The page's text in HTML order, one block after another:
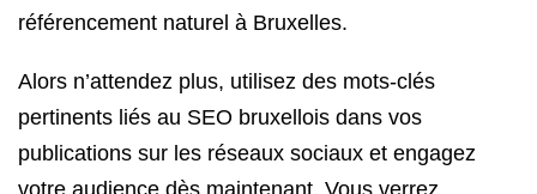
référencement naturel à Bruxelles.
Alors n’attendez plus, utilisez des mots-clés
pertinents liés au SEO bruxellois dans vos
publications sur les réseaux sociaux et engagez
votre audience dès maintenant. Vous verrez